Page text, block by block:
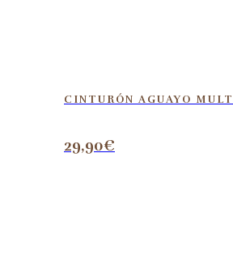
CINTURÓN AGUAYO
29,90€